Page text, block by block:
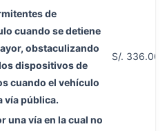
de
cuando se detiene
obstaculizando
dispositivos de
cuando el vehículo
vía pública.
S/. 336.00
una vía en la cual no